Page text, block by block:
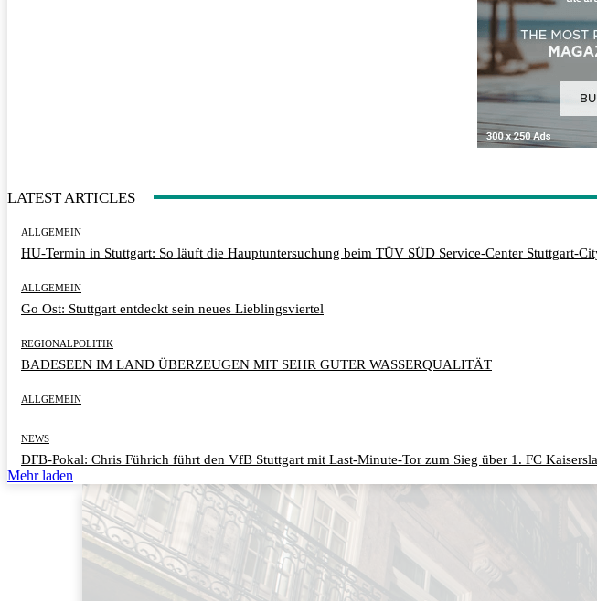
LATEST ARTICLES
ALLGEMEIN
HU-Termin in Stuttgart: So läuft die Hauptuntersuchung beim TÜV SÜD Service-Center Stuttgart-
ALLGEMEIN
Go Ost: Stuttgart entdeckt sein neues Lieblingsviertel
REGIONALPOLITIK
BADESEEN IM LAND ÜBERZEUGEN MIT SEHR GUTER WASSERQUALITÄT
ALLGEMEIN
NEWS
DFB-Pokal: Chris Führich führt den VfB Stuttgart mit Last-Minute-Tor zum Sieg über 1. FC
Mehr laden